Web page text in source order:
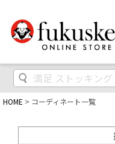
HOME コーディネート一覧